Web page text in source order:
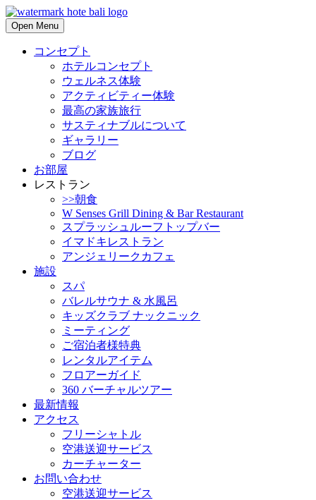
Open Menu
コンセプト
ホテルコンセプト
ウェルネス体験
アクティビティー体験
最高の家族旅行
サスティナブルについて
ギャラリー
ブログ
お部屋
レストラン
>>朝食
W Senses Grill Dining & Bar Restaurant
スプラッシュルーフトップバー
イマドキレストラン
アンジェリークカフェ
施設
スパ
バレルサウナ & 水風呂
キッズクラブ ナックニック
ミーティング
ご宿泊者様特典
レンタルアイテム
フロアーガイド
360 バーチャルツアー
最新情報
アクセス
フリーシャトル
空港送迎サービス
カーチャーター
お問い合わせ
空港送迎サービス